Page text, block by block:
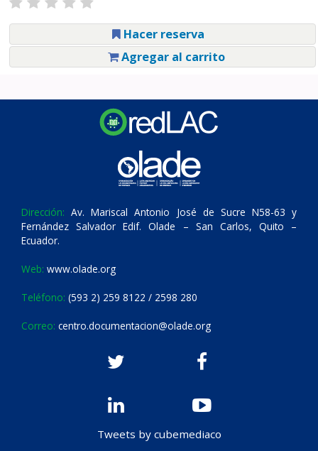
Hacer reserva
Agregar al carrito
Dirección: Av. Mariscal Antonio José de Sucre N58-63 y
Fernández Salvador Edif. Olade – San Carlos, Quito –
Ecuador.
Web: www.olade.org
Teléfono: (593 2) 259 8122 / 2598 280
Correo: centro.documentacion@olade.org
Tweets by cubemediaco